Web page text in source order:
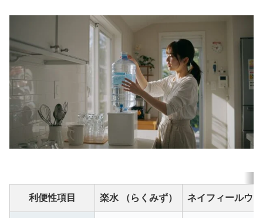
利便性項目 楽水 （らくみず） ネイフィールウ